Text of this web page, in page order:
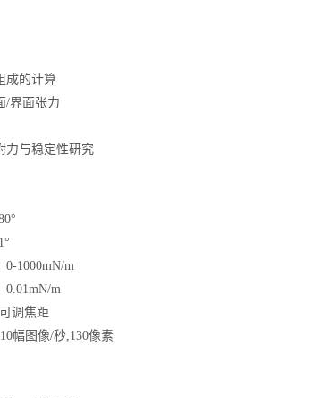
成的计算
/界面张力
力与稳定性研究
1000mN/m
0.01mN/m
调焦距
幅图像/秒,130像素